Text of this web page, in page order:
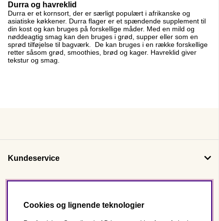
Durra og havreklid
Durra er et kornsort, der er særligt populært i afrikanske og
asiatiske køkkener. Durra flager er et spændende supplement til
din kost og kan bruges på forskellige måder. Med en mild og
nøddeagtig smag kan den bruges i grød, supper eller som en
sprød tilføjelse til bagværk. De kan bruges i en række forskellige
retter såsom grød, smoothies, brød og kager. Havreklid giver
tekstur og smag.
Kundeservice
Cookies og lignende teknologier